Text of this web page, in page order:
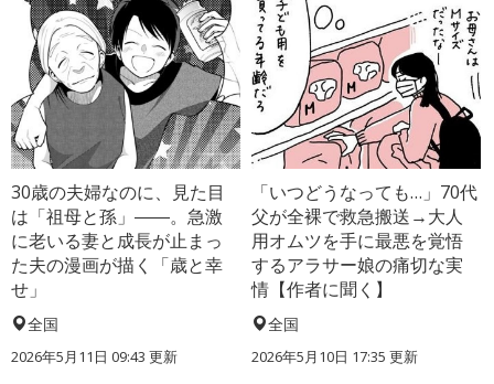
30歳の夫婦なのに、見た目
は「祖母と孫」――。急激
に老いる妻と成長が止まっ
た夫の漫画が描く「歳と幸
せ」
全国
2026年5月11日 09:43 更新
「いつどうなっても…」70代
父が全裸で救急搬送→大人
用オムツを手に最悪を覚悟
するアラサー娘の痛切な実
情【作者に聞く】
全国
2026年5月10日 17:35 更新